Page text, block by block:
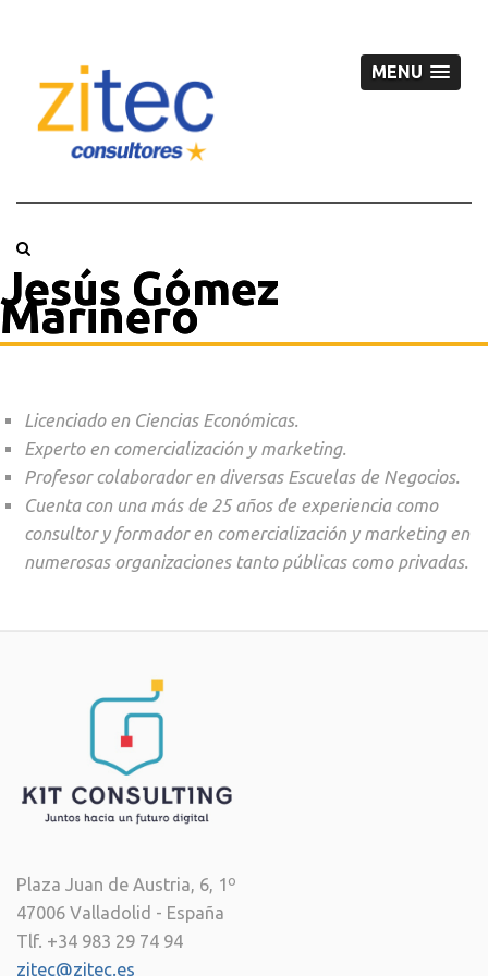
MENU
Jesús Gómez
Marinero
Licenciado en Ciencias Económicas.
Experto en comercialización y marketing.
Profesor colaborador en diversas Escuelas de Negocios.
Cuenta con una más de 25 años de experiencia como
consultor y formador en comercialización y marketing en
numerosas organizaciones tanto públicas como privadas.
Plaza Juan de Austria, 6, 1º
47006 Valladolid - España
Tlf. +34 983 29 74 94
zitec@zitec.es